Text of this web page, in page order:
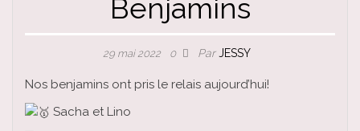
Benjamins
29 mai 2022 0 ParJESSY
Nos benjamins ont pris le relais aujourd’hui!
Sacha et Lino